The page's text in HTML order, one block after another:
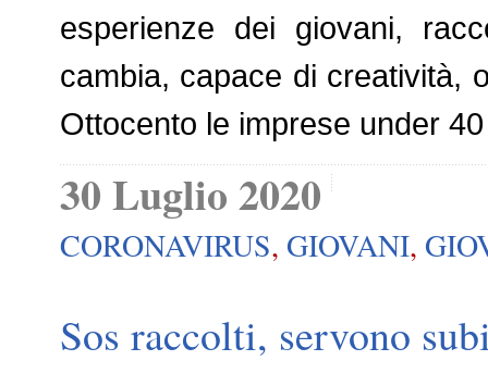
esperienze dei giovani,
cambia, capace di creatività,
Ottocento le imprese under
30 Luglio 2020
CORONAVIRUS, GIOVANI,
Sos raccolti, servono